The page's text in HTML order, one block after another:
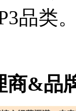
品类
&品